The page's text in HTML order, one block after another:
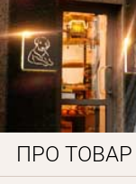
ПРО ТОВАР